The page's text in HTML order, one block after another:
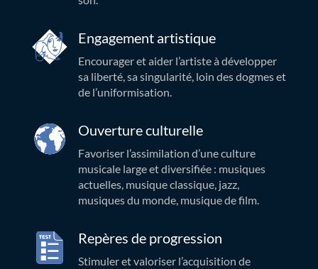
Engagement artistique
Encourager et aider l’artiste à développer
sa liberté, sa singularité, loin des dogmes et
de l’uniformisation.
Ouverture culturelle
Favoriser l’assimilation d’une culture
musicale large et diversifiée : musiques
actuelles, musique classique, jazz,
musiques du monde, musique de film.
Repères de progression
Stimuler et valoriser l’acquisition de